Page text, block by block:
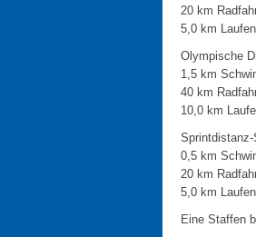
20 km
5,0 km Laufen
Olympische
1,5 km
40 km
10,0 km
0,5 km
20 km
5,0 km Laufen
Eine Staffen